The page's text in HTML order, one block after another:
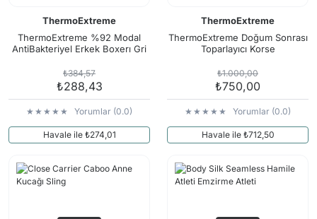
ThermoExtreme
ThermoExtreme %92 Modal
AntiBakteriyel Erkek Boxerı Gri
₺384,57
₺288,43
Yorumlar (0.0)
Havale ile ₺274,01
ThermoExtreme
ThermoExtreme Doğum Sonrası
Toparlayıcı Korse
₺1.000,00
₺750,00
Yorumlar (0.0)
Havale ile ₺712,50